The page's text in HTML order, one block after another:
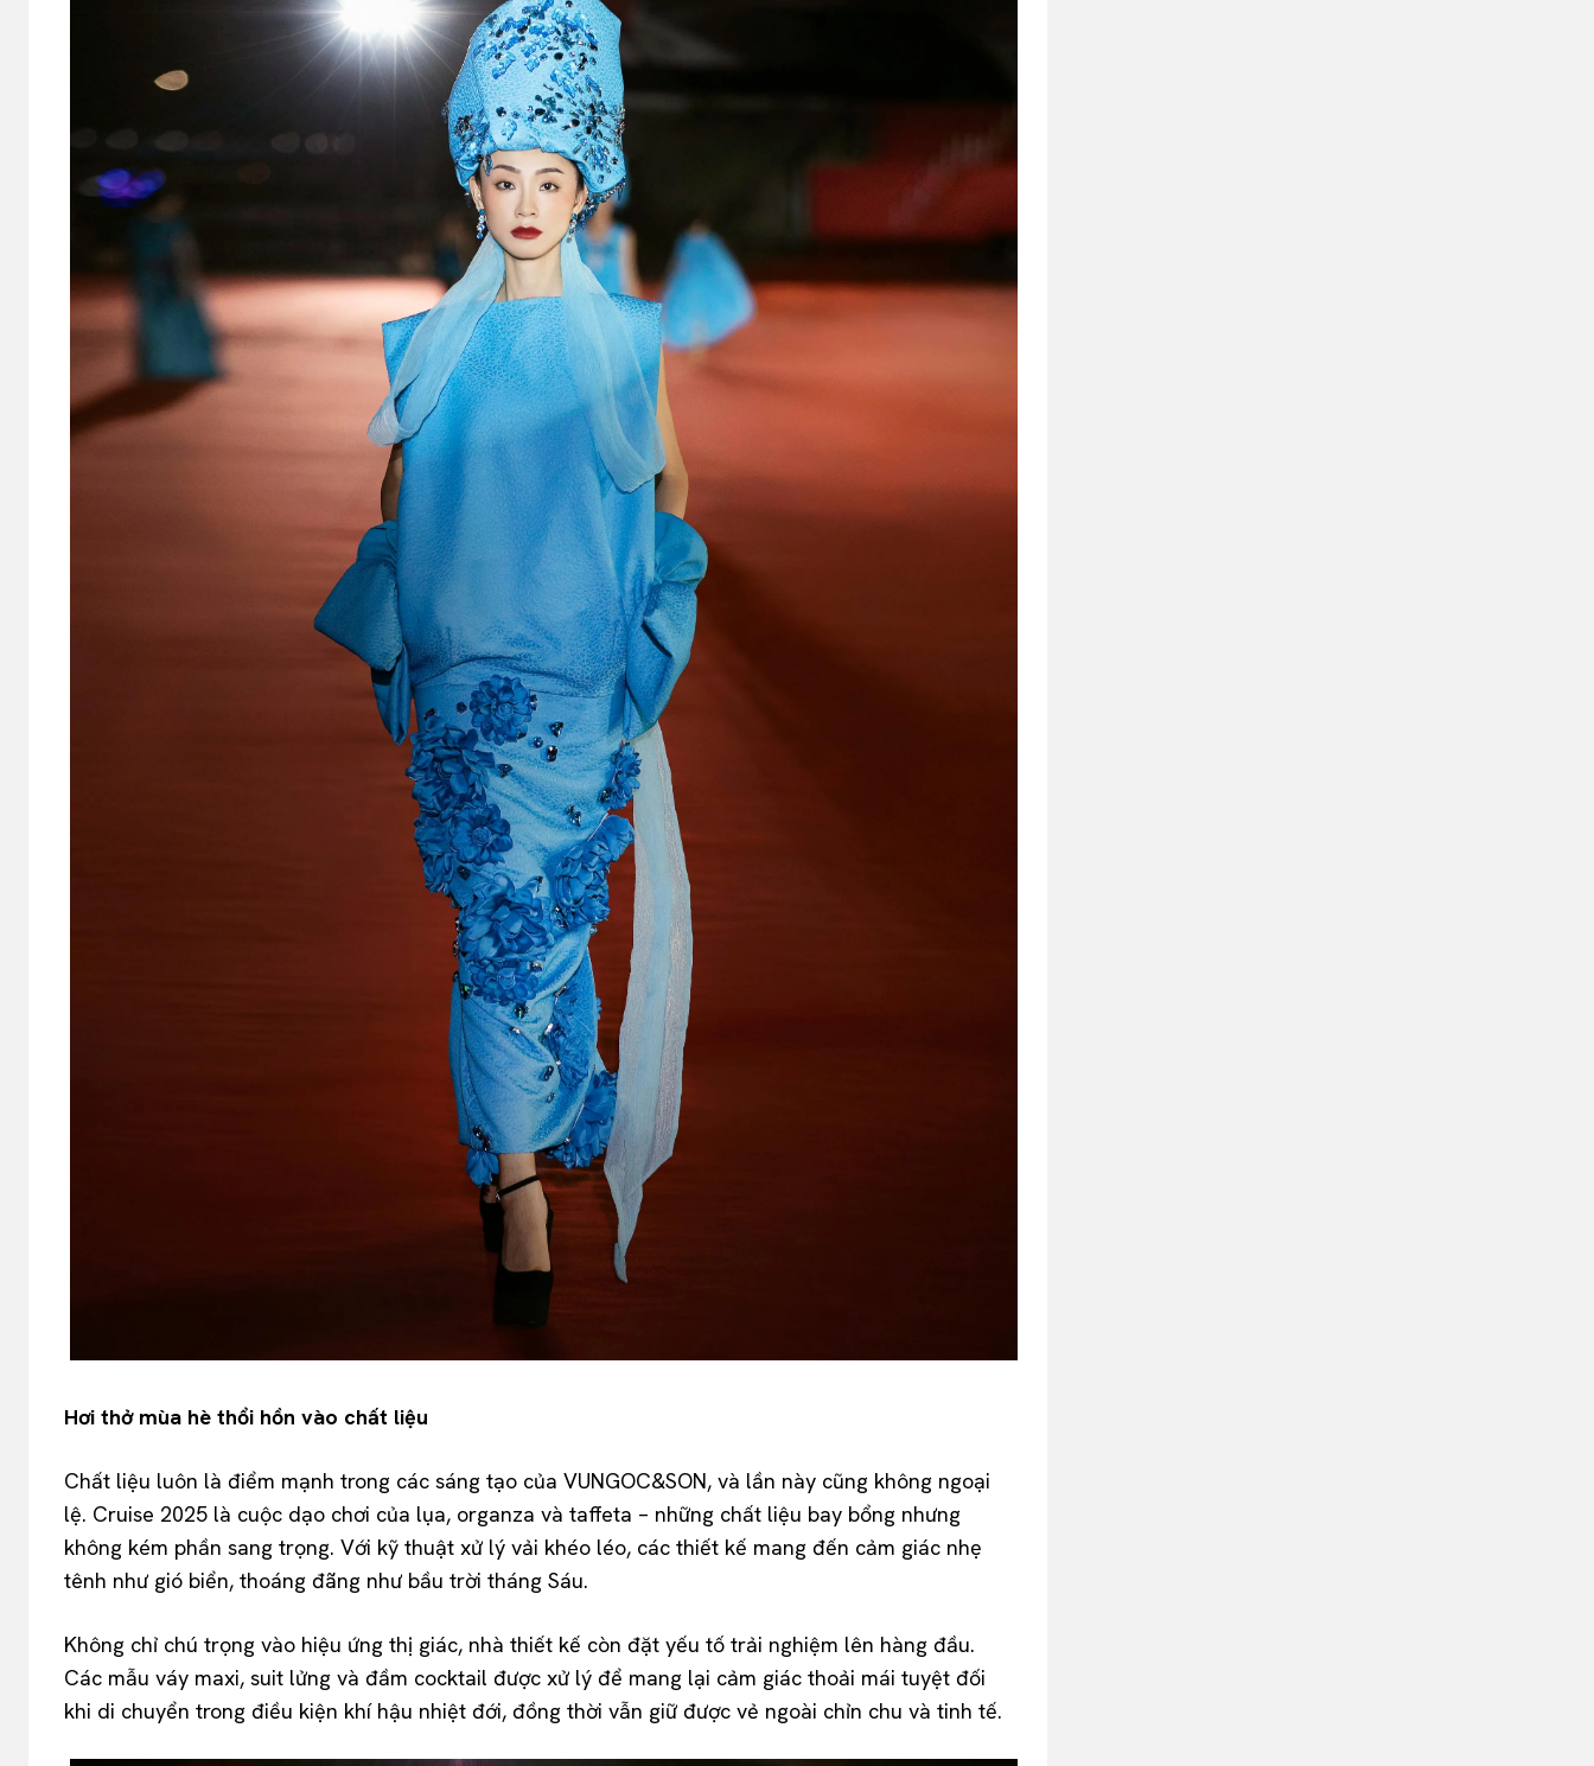
Hơi thở mùa hè thổi hồn vào chất liệu
Chất liệu luôn là điểm mạnh trong các sáng tạo của VUNGOC&SON, và lần này cũng không ngoại
lệ. Cruise 2025 là cuộc dạo chơi của lụa, organza và taffeta – những chất liệu bay bổng nhưng
không kém phần sang trọng. Với kỹ thuật xử lý vải khéo léo, các thiết kế mang đến cảm giác nhẹ
tênh như gió biển, thoáng đãng như bầu trời tháng Sáu.
Không chỉ chú trọng vào hiệu ứng thị giác, nhà thiết kế còn đặt yếu tố trải nghiệm lên hàng đầu.
Các mẫu váy maxi, suit lửng và đầm cocktail được xử lý để mang lại cảm giác thoải mái tuyệt đối
khi di chuyển trong điều kiện khí hậu nhiệt đới, đồng thời vẫn giữ được vẻ ngoài chỉn chu và tinh tế.